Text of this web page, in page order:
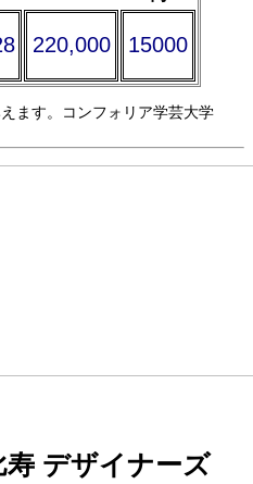
220,000 15000
ます。コンフォリア学芸大学
デザイナーズ